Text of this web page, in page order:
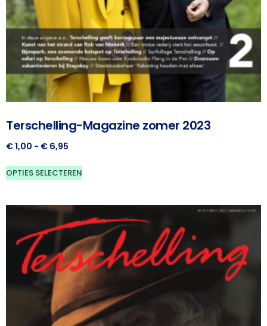
Terschelling-Magazine zomer 2023
€1,00 - € 6,95
OPTIES SELECTEREN